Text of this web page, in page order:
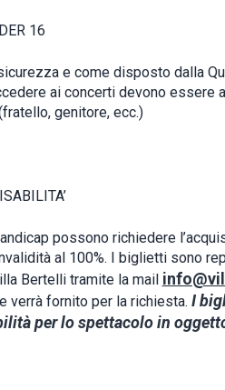
16
e come disposto dalla
ai concerti devono essere
genitore, ecc.)
possono richiedere
al 100%. I biglietti sono
Bertelli tramite la mail
verrà fornito per la richiesta. I
per lo spettacolo in